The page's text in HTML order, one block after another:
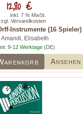
Instrumente (16
Amandi, Elisabeth
9-12 Werktage (DE)
Ansehen
12,80 €
inkl. 7 % MwSt.
Versandkosten